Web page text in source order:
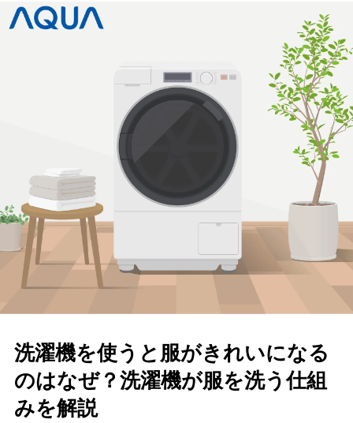
洗濯機を使うと服がきれいになる
のはなぜ？洗濯機が服を洗う仕組
みを解説